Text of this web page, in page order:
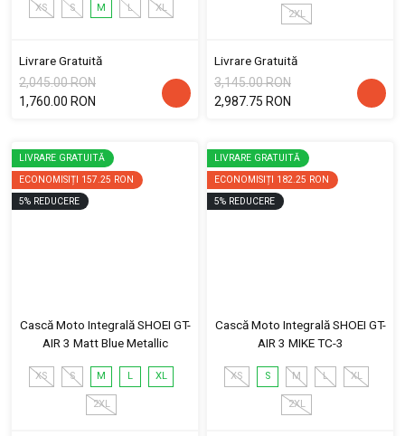
XS S M L XL
Livrare Gratuită
2,045.00 RON
1,760.00 RON
2XL
Livrare Gratuită
3,145.00 RON
2,987.75 RON
LIVRARE GRATUITĂ
ECONOMISIȚI 157.25 RON
5% REDUCERE
Cască Moto Integrală SHOEI GT-
AIR 3 Matt Blue Metallic
XS S M L XL
2XL
LIVRARE GRATUITĂ
ECONOMISIȚI 182.25 RON
5% REDUCERE
Cască Moto Integrală SHOEI GT-
AIR 3 MIKE TC-3
XS S M L XL
2XL